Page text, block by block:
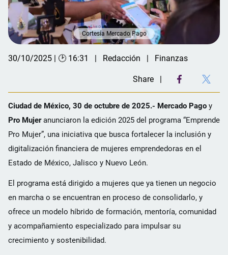
Cortesía Mercado Pago
30/10/2025 | 🕑 16:31 Redacción Finanzas
Share
Ciudad de México, 30 de octubre de 2025.- Mercado Pago y
Pro Mujeranunciaron la edición 2025 del programa “Emprende
Pro Mujer”, una iniciativa que busca fortalecer la inclusión y
digitalización financiera de mujeres emprendedoras en el
Estado de México, Jalisco y Nuevo León.
El programa está dirigido a mujeres que ya tienen un negocio
en marcha o se encuentran en proceso de consolidarlo, y
ofrece un modelo híbrido de formación, mentoría, comunidad
y acompañamiento especializado para impulsar su
crecimiento y sostenibilidad.